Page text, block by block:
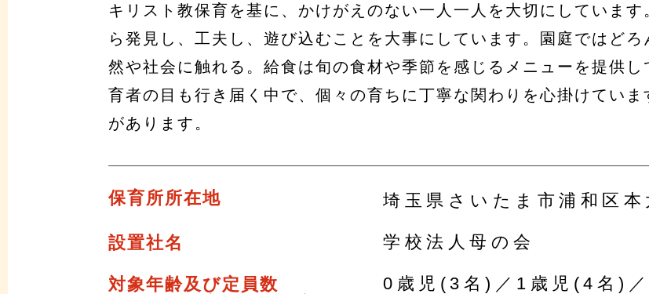
キリスト教保育を基に、かけがえのない一人一人を大切にしていま
ら発見し、工夫し、遊び込むことを大事にしています。園庭ではど
然や社会に触れる。給食は旬の食材や季節を感じるメニューを提供
育者の目も行き届く中で、個々の育ちに丁寧な関わりを心掛けてい
があります。
保育所所在地 埼玉県さいたま市浦和区
設置社名 学校法人母の会
対象年齢及び定員数
0歳児(3名)／1歳児(4名)